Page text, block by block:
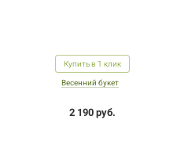
Купить в 1 клик
Весенний букет
2 190 руб.